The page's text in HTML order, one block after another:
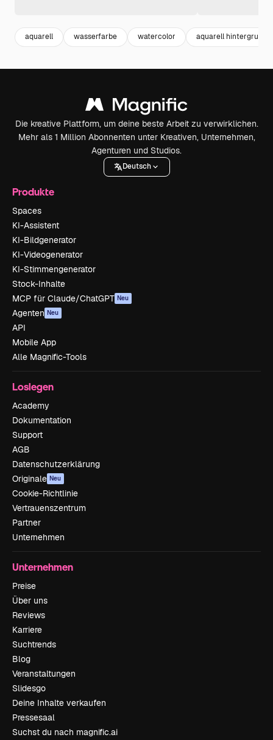
aquarell wasserfarbe watercolor aquarell hintergrund
Die kreative Plattform, um deine beste Arbeit zu verwirklichen.
Mehr als 1 Million Abonnenten unter Kreativen, Unternehmen,
Agenturen und Studios.
Deutsch
Produkte
Spaces
KI-Assistent
KI-Bildgenerator
KI-Videogenerator
KI-Stimmengenerator
Stock-Inhalte
MCP für Claude/ChatGPT Neu
Agenten Neu
API
Mobile App
Alle Magnific-Tools
Loslegen
Academy
Dokumentation
Support
AGB
Datenschutzerklärung
Originale Neu
Cookie-Richtlinie
Vertrauenszentrum
Partner
Unternehmen
Unternehmen
Preise
Über uns
Reviews
Karriere
Suchtrends
Blog
Veranstaltungen
Slidesgo
Deine Inhalte verkaufen
Pressesaal
Suchst du nach magnific.ai